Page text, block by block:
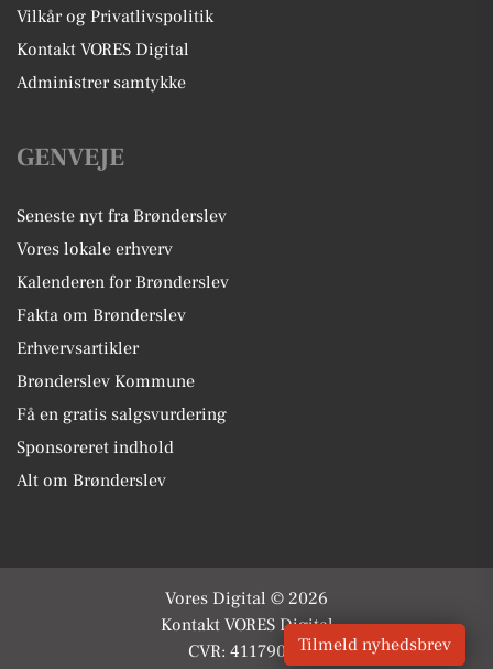
Vilkår og Privatlivspolitik
Kontakt VORES Digital
Administrer samtykke
GENVEJE
Seneste nyt fra Brønderslev
Vores lokale erhverv
Kalenderen for Brønderslev
Fakta om Brønderslev
Erhvervsartikler
Brønderslev Kommune
Få en gratis salgsvurdering
Sponsoreret indhold
Alt om Brønderslev
Vores Digital © 2026
Kontakt VORES Digital
CVR: 41179082Tilmeld nyhedsbrev